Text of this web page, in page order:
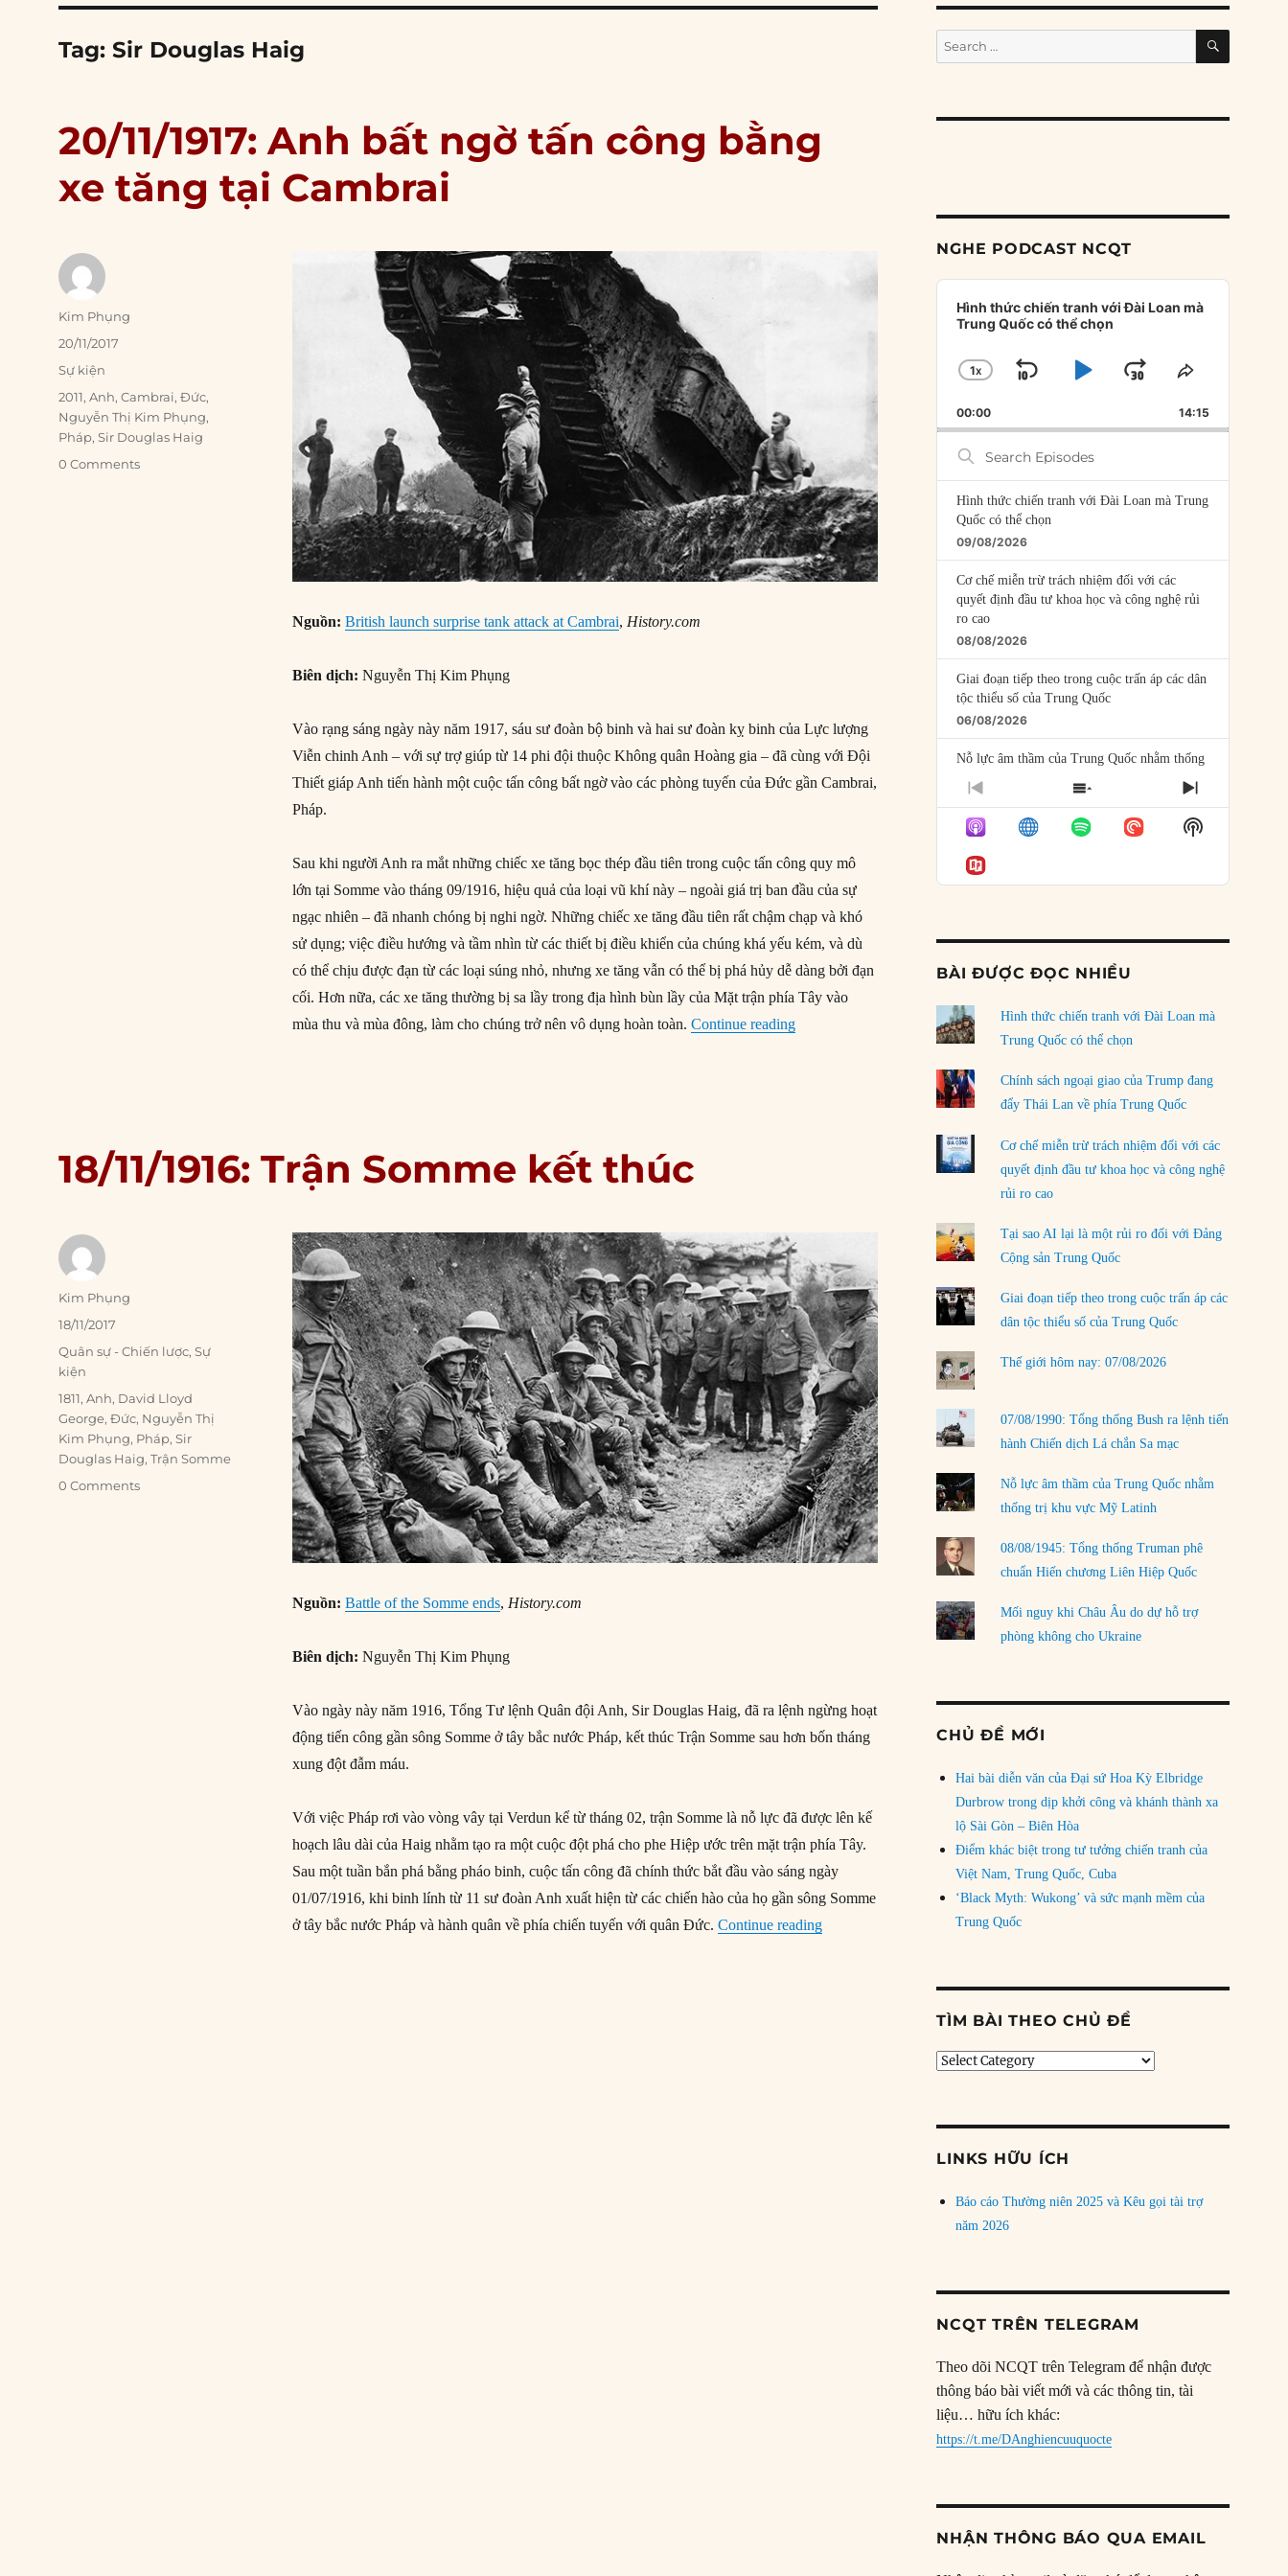
Tag:Sir Douglas Haig
20/11/1917: Anh bất ngờ tấn công bằng
xe tăng tại Cambrai
Nguồn: British launch surprise tank attack at Cambrai, History.com
Biên dịch: Nguyễn Thị Kim Phụng
Vào rạng sáng ngày này năm 1917, sáu sư đoàn bộ binh và hai sư đoàn kỵ binh của Lực lượng
Viễn chinh Anh – với sự trợ giúp từ 14 phi đội thuộc Không quân Hoàng gia – đã cùng với Đội
Thiết giáp Anh tiến hành một cuộc tấn công bất ngờ vào các phòng tuyến của Đức gần Cambrai,
Pháp.
Sau khi người Anh ra mắt những chiếc xe tăng bọc thép đầu tiên trong cuộc tấn công quy mô
lớn tại Somme vào tháng 09/1916, hiệu quả của loại vũ khí này – ngoài giá trị ban đầu của sự
ngạc nhiên – đã nhanh chóng bị nghi ngờ. Những chiếc xe tăng đầu tiên rất chậm chạp và khó
sử dụng; việc điều hướng và tầm nhìn từ các thiết bị điều khiển của chúng khá yếu kém, và dù
có thể chịu được đạn từ các loại súng nhỏ, nhưng xe tăng vẫn có thể bị phá hủy dễ dàng bởi đạn
cối. Hơn nữa, các xe tăng thường bị sa lầy trong địa hình bùn lầy của Mặt trận phía Tây vào
mùa thu và mùa đông, làm cho chúng trở nên vô dụng hoàn toàn.Continue reading“20/11/1917: Anh bất ngờ tấn công bằng xe tăng tại Cambrai”
Author
Kim Phụng
Posted
20/11/2017
Categories
Sự kiện
Tags
2011,Anh,Cambrai,Đức,
Nguyễn Thị Kim Phụng,
Pháp,Sir Douglas Haig
0 Comments
18/11/1916: Trận Somme kết thúc
Nguồn: Battle of the Somme ends, History.com
Biên dịch: Nguyễn Thị Kim Phụng
Vào ngày này năm 1916, Tổng Tư lệnh Quân đội Anh, Sir Douglas Haig, đã ra lệnh ngừng hoạt
động tiến công gần sông Somme ở tây bắc nước Pháp, kết thúc Trận Somme sau hơn bốn tháng
xung đột đẫm máu.
Với việc Pháp rơi vào vòng vây tại Verdun kể từ tháng 02, trận Somme là nỗ lực đã được lên kế
hoạch lâu dài của Haig nhằm tạo ra một cuộc đột phá cho phe Hiệp ước trên mặt trận phía Tây.
Sau một tuần bắn phá bằng pháo binh, cuộc tấn công đã chính thức bắt đầu vào sáng ngày
01/07/1916, khi binh lính từ 11 sư đoàn Anh xuất hiện từ các chiến hào của họ gần sông Somme
ở tây bắc nước Pháp và hành quân về phía chiến tuyến với quân Đức.Continue reading“18/11/1916: Trận Somme kết thúc”
Author
Kim Phụng
Posted
18/11/2017
Categories
Quân sự - Chiến lược,Sự
kiện
Tags
1811,Anh, David Lloyd
George,Đức, Nguyễn Thị
Kim Phụng, Pháp,Sir
Douglas Haig,Trận Somme
0 Comments
Search
for:
SEARCH
NGHE PODCAST NCQT
Audio
Player
Hình thức chiến tranh với Đài Loan mà
Trung Quốc có thể chọn
CHANGE
RATE
1X
SKIP
BACKWARD
PLAYJUMP
FORWARD
SHARE
EPISODE
00:00 14:15
Search
Episodes
Hình thức chiến tranh với Đài Loan mà Trung
Quốc có thể chọn
09/08/2026
Cơ chế miễn trừ trách nhiệm đối với các
quyết định đầu tư khoa học và công nghệ rủi
ro cao
08/08/2026
Giai đoạn tiếp theo trong cuộc trấn áp các dân
tộc thiểu số của Trung Quốc
06/08/2026
Nỗ lực âm thầm của Trung Quốc nhằm thống
trị khu vực Mỹ Latinh
Nợ cho kẻ mộng mơ: Vốn vay chính sách và
giới hạn của việc cho startup vay vốn
05/08/2026
của phe cánh hữu mới
Ngoại trưởng Nhật Bản?
04/08/2026
Điểm mù chiến lược của Trump tại Thái Bình
Dương
Đặt cược vào thất bại: Các quỹ đầu tư mạo
hiểm quốc gia và khía cạnh chính trị của vốn
Làm thế nào để kết thúc Chiến tranh Iran?
LOAD MORE
PREVIOUS
EPISODE
SHOW
EPISODES
LIST
NEXT
EPISODE
Show
Podcast
BÀI ĐƯỢC ĐỌC NHIỀU
Hình thức chiến tranh với Đài Loan mà
Trung Quốc có thể chọn
Chính sách ngoại giao của Trump đang
đẩy Thái Lan về phía Trung Quốc
Cơ chế miễn trừ trách nhiệm đối với các
quyết định đầu tư khoa học và công nghệ
rủi ro cao
Tại sao AI lại là một rủi ro đối với Đảng
Cộng sản Trung Quốc
Giai đoạn tiếp theo trong cuộc trấn áp các
dân tộc thiểu số của Trung Quốc
Thế giới hôm nay: 07/08/2026
07/08/1990: Tổng thống Bush ra lệnh tiến
hành Chiến dịch Lá chắn Sa mạc
Nỗ lực âm thầm của Trung Quốc nhằm
thống trị khu vực Mỹ Latinh
08/08/1945: Tổng thống Truman phê
chuẩn Hiến chương Liên Hiệp Quốc
Mối nguy khi Châu Âu do dự hỗ trợ
phòng không cho Ukraine
CHỦ ĐỀ MỚI
Hai bài diễn văn của Đại sứ Hoa Kỳ Elbridge
Durbrow trong dịp khởi công và khánh thành xa
lộ Sài Gòn – Biên Hòa
Điểm khác biệt trong tư tưởng chiến tranh của
Việt Nam, Trung Quốc, Cuba
‘Black Myth: Wukong’ và sức mạnh mềm của
Trung Quốc
TÌM BÀI THEO CHỦ ĐỀ
Tìm
LINKS HỮU ÍCH
Báo cáo Thường niên 2025 và Kêu gọi tài trợ
năm 2026
NCQT TRÊN TELEGRAM
Theo dõi NCQT trên Telegram để nhận được
thông báo bài viết mới và các thông tin, tài
liệu… hữu ích khác:
https://t.me/DAnghiencuuquocte
NHẬN THÔNG BÁO QUA EMAIL